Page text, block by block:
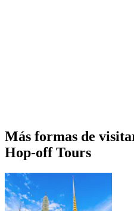
Más formas de
Hop-off Tours